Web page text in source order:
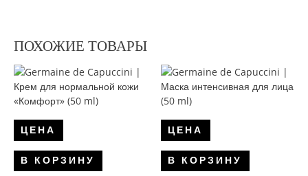
ПОХОЖИЕ ТОВАРЫ
ЦЕНА
В КОРЗИНУ
ЦЕНА
В КОРЗИНУ